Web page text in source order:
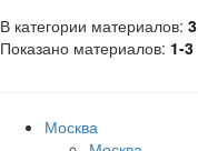
В категории материалов: 3
Показано материалов: 1-3
Москва